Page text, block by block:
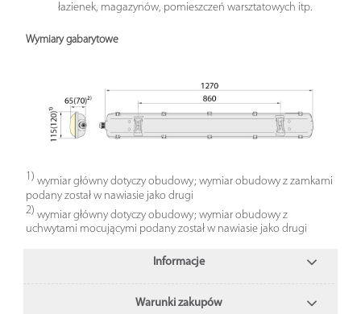
łazienek, magazynów, pomieszczeń warsztatowych itp.
Wymiary gabarytowe
1) wymiar główny dotyczy obudowy; wymiar obudowy z zamkami
podany został w nawiasie jako drugi
2) wymiar główny dotyczy obudowy; wymiar obudowy z
uchwytami mocującymi podany został w nawiasie jako drugi
Informacje
Warunki zakupów